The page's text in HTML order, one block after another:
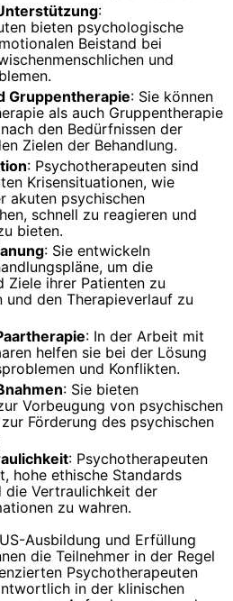
:
bieten psychologische
Beistand bei
und
Gruppentherapie: Sie können
als auch Gruppentherapie
den Bedürfnissen der
Zielen der Behandlung.
: Psychotherapeuten sind
Krisensituationen, wie
akuten psychischen
schnell zu reagieren und
bieten.
: Sie entwickeln
um die
Ziele ihrer Patienten zu
und den Therapieverlauf zu
: In der Arbeit mit
helfen sie bei der Lösung
und Konflikten.
: Sie bieten
Vorbeugung von psychischen
Förderung des psychischen
: Psychotherapeuten
hohe ethische Standards
die Vertraulichkeit der
zu wahren.
Ausbildung und Erfüllung
die Teilnehmer in der Regel
Psychotherapeuten
in der klinischen